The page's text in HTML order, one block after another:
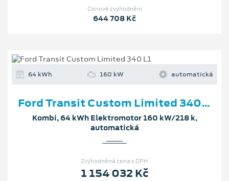
Cenové zvýhodnění
644 708 Kč
64 kWh 160 kW automatická
Ford Transit Custom Limited 340 L1
Kombi, 64 kWh Elektromotor 160 kW/218 k,
automatická
Zvýhodněná cena s DPH
1 154 032 Kč